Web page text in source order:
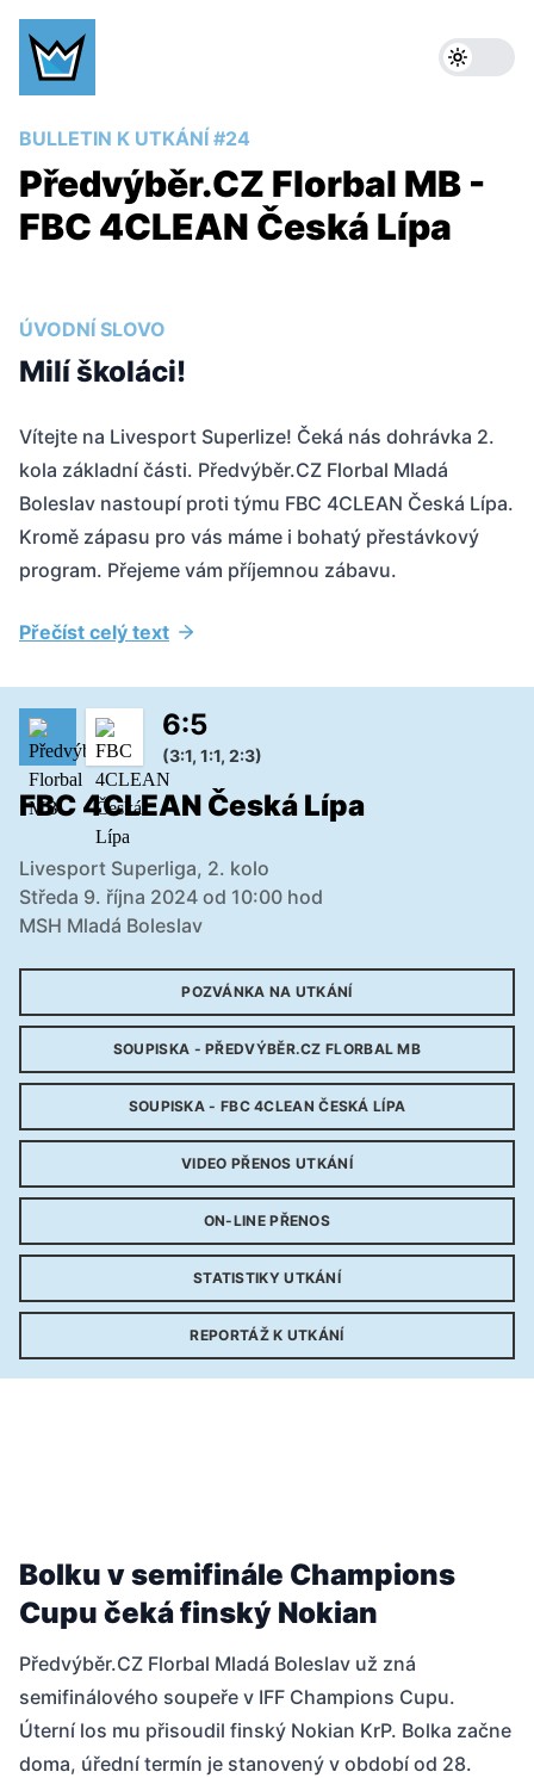
BULLETIN K UTKÁNÍ #24
Předvýběr.CZ Florbal MB -
FBC 4CLEAN Česká Lípa
ÚVODNÍ SLOVO
Milí školáci!
Vítejte na Livesport Superlize! Čeká nás dohrávka 2.
kola základní části. Předvýběr.CZ Florbal Mladá
Boleslav nastoupí proti týmu FBC 4CLEAN Česká Lípa.
Kromě zápasu pro vás máme i bohatý přestávkový
program. Přejeme vám příjemnou zábavu.
Přečíst celý text
6:5
(3:1, 1:1, 2:3)
FBC 4CLEAN Česká Lípa
Livesport Superliga, 2. kolo
Středa 9. října 2024 od 10:00 hod
MSH Mladá Boleslav
POZVÁNKA NA UTKÁNÍ
SOUPISKA - PŘEDVÝBĚR.CZ FLORBAL MB
SOUPISKA - FBC 4CLEAN ČESKÁ LÍPA
VIDEO PŘENOS UTKÁNÍ
ON-LINE PŘENOS
STATISTIKY UTKÁNÍ
REPORTÁŽ K UTKÁNÍ
Bolku v semifinále Champions
Cupu čeká finský Nokian
Předvýběr.CZ Florbal Mladá Boleslav už zná
semifinálového soupeře v IFF Champions Cupu.
Úterní los mu přisoudil finský Nokian KrP. Bolka začne
doma, úřední termín je stanovený v období od 28.